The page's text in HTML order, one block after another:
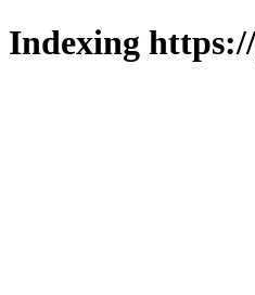
Indexing